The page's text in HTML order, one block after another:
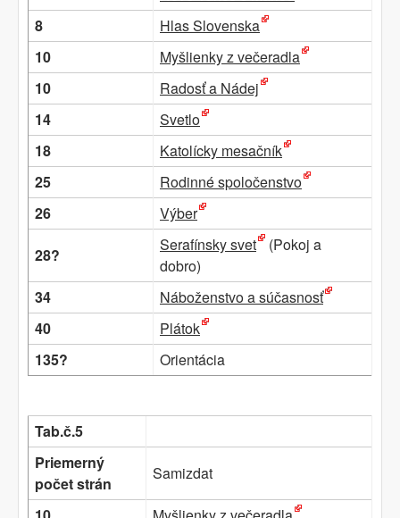
8
Hlas Slovenska
10
Myšlienky z večeradla
10
Radosť a Nádej
14
Svetlo
18
Katolícky mesačník
25
Rodinné spoločenstvo
26
Výber
28?
Serafínsky svet
(Pokoj a
dobro)
34
Náboženstvo a súčasnosť
40
Plátok
135?
Orientácia
Tab.č.5
Priemerný
počet strán
Samizdat